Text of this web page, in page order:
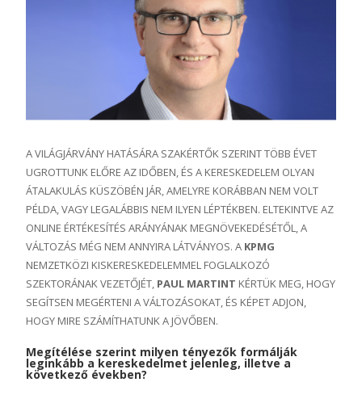
A VILÁGJÁRVÁNY HATÁSÁRA SZAKÉRTŐK SZERINT TÖBB ÉVET
UGROTTUNK ELŐRE AZ IDŐBEN, ÉS A KERESKEDELEM OLYAN
ÁTALAKULÁS KÜSZÖBÉN JÁR, AMELYRE KORÁBBAN NEM VOLT
PÉLDA, VAGY LEGALÁBBIS NEM ILYEN LÉPTÉKBEN. ELTEKINTVE AZ
ONLINE ÉRTÉKESÍTÉS ARÁNYÁNAK MEGNÖVEKEDÉSÉTŐL, A
VÁLTOZÁS MÉG NEM ANNYIRA LÁTVÁNYOS. A KPMG
NEMZETKÖZI KISKERESKEDELEMMEL FOGLALKOZÓ
SZEKTORÁNAK VEZETŐJÉT, PAUL MARTINT KÉRTÜK MEG, HOGY
SEGÍTSEN MEGÉRTENI A VÁLTOZÁSOKAT, ÉS KÉPET ADJON,
HOGY MIRE SZÁMÍTHATUNK A JÖVŐBEN.
Megítélése szerint milyen tényezők formálják
leginkább a kereskedelmet jelenleg, illetve a
következő években?